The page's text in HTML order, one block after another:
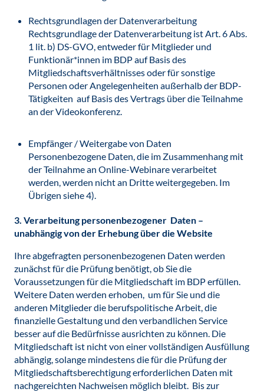
Rechtsgrundlagen der Datenverarbeitung
Rechtsgrundlage der Datenverarbeitung ist Art. 6 Abs.
1 lit. b) DS-GVO, entweder für Mitglieder und
Funktionär*innen im BDP auf Basis des
Mitgliedschaftsverhältnisses oder für sonstige
Personen oder Angelegenheiten außerhalb der BDP-
Tätigkeiten auf Basis des Vertrags über die Teilnahme
an der Videokonferenz.
Empfänger / Weitergabe von Daten
Personenbezogene Daten, die im Zusammenhang mit
der Teilnahme an Online-Webinare verarbeitet
werden, werden nicht an Dritte weitergegeben. Im
Übrigen siehe 4).
3. Verarbeitung personenbezogener Daten –
unabhängig von der Erhebung über die Website
Ihre abgefragten personenbezogenen Daten werden
zunächst für die Prüfung benötigt, ob Sie die
Voraussetzungen für die Mitgliedschaft im BDP erfüllen.
Weitere Daten werden erhoben, um für Sie und die
anderen Mitglieder die berufspolitische Arbeit, die
finanzielle Gestaltung und den verbandlichen Service
besser auf die Bedürfnisse ausrichten zu können. Die
Mitgliedschaft ist nicht von einer vollständigen Ausfüllung
abhängig, solange mindestens die für die Prüfung der
Mitgliedschaftsberechtigung erforderlichen Daten mit
nachgereichten Nachweisen möglich bleibt. Bis zur